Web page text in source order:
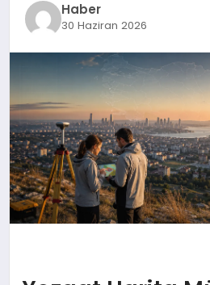
Haber
30 Haziran 2026